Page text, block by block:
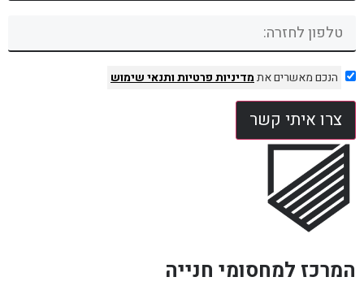
הנכם מאשרים אתמדיניות פרטיותותנאי שימוש
צרו איתי קשר
המרכז למחסומי חנייה